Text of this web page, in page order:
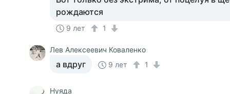
рождаются
9 лет 1
Лев Алексеевич Коваленко
а вдруг 9 лет 1
Нуяда